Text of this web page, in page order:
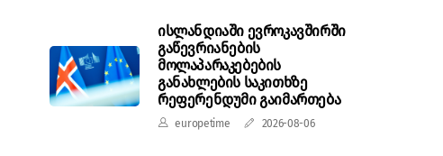
ისლანდიაში ევროკავშირში
გაწევრიანების
მოლაპარაკებების
განახლების საკითხზე
რეფერენდუმი გაიმართება
europetime 2026-08-06